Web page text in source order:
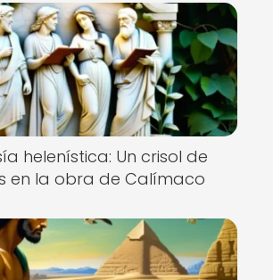
helenística: Un crisol de
en la obra de Calímaco